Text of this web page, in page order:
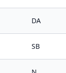
DA
SB